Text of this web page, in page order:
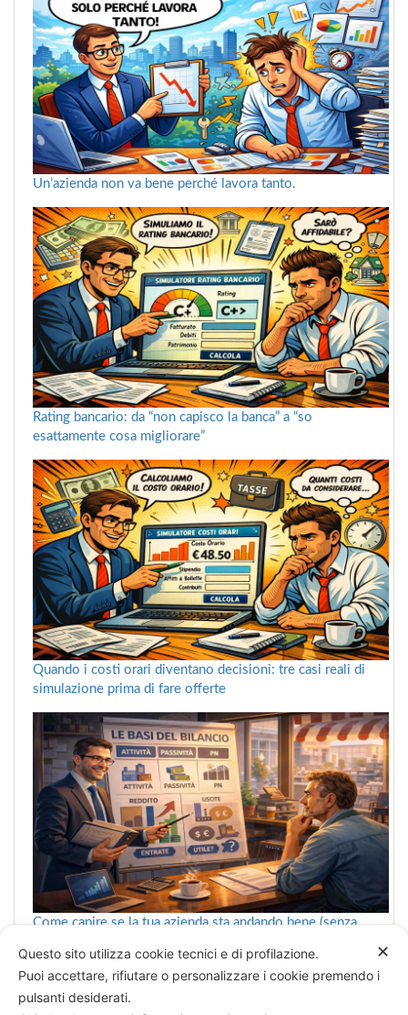
Un’azienda non va bene perché lavora tanto.
Rating bancario: da “non capisco la banca” a “so
esattamente cosa migliorare”
Quando i costi orari diventano decisioni: tre casi reali di
simulazione prima di fare offerte
Come capire se la tua azienda sta andando bene (senza
✕
Questo sito utilizza cookie tecnici e di profilazione.
Puoi accettare, rifiutare o personalizzare i cookie premendo i
pulsanti desiderati.